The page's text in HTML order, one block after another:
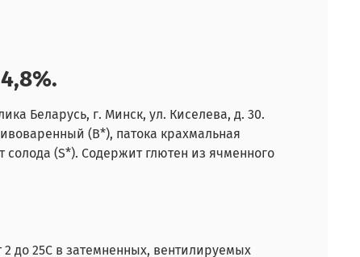
Беларусь, г. Минск, ул. Киселева, д. 30.
(В*), патока крахмальная
солода (S*). Содержит глютен из ячменного
2 до 25С в затемненных, вентилируемых